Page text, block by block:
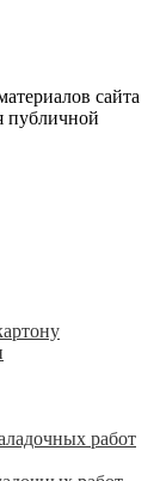
сайта
публичной
работ